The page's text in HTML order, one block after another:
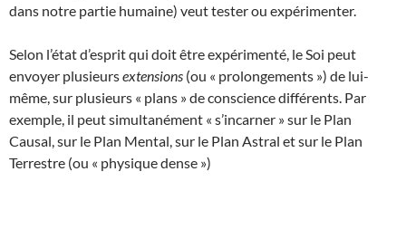
dans notre partie humaine) veut tester ou expérimenter.
Selon l’état d’esprit qui doit être expérimenté, le Soi peut
envoyer plusieursextensions (ou « prolongements ») de lui-
même, sur plusieurs « plans » de conscience différents. Par
exemple, il peut simultanément « s’incarner » sur le Plan
Causal, sur le Plan Mental, sur le Plan Astral et sur le Plan
Terrestre (ou « physique dense »)